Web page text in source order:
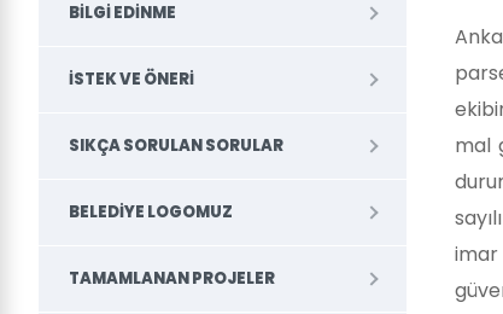
mal
BILGI EDINME
İSTEK VE ÖNERI
SIKÇA SORULAN SORULAR
BELEDIYE LOGOMUZ
TAMAMLANAN PROJELER